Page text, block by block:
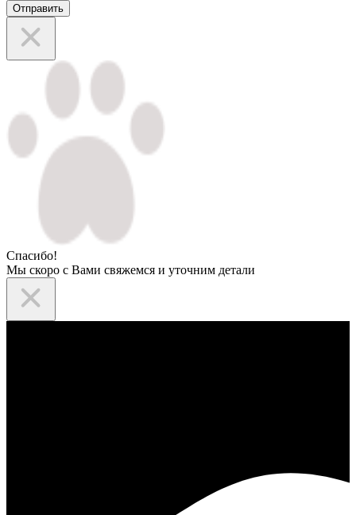
Отправить
Спасибо!
Мы скоро с Вами свяжемся и уточним детали